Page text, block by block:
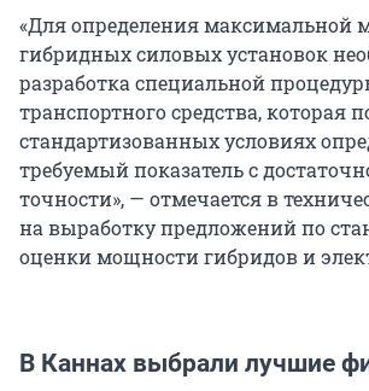
«Для определения максимальной
гибридных силовых установок
разработка специальной
транспортного средства, которая
стандартизованных условиях
требуемый показатель с
точности», — отмечается в
на выработку предложений по
оценки мощности гибридов и
В Каннах выбрали лучшие